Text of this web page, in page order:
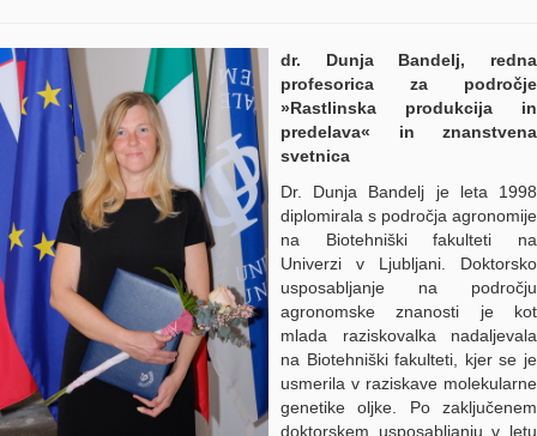
dr. Dunja Bandelj, redna
profesorica za področje
»Rastlinska produkcija in
predelava« in znanstvena
svetnica
Dr. Dunja Bandelj je leta 1998
diplomirala s področja agronomije
na Biotehniški fakulteti na
Univerzi v Ljubljani. Doktorsko
usposabljanje na področju
agronomske znanosti je kot
mlada raziskovalka nadaljevala
na Biotehniški fakulteti, kjer se je
usmerila v raziskave molekularne
genetike oljke. Po zaključenem
doktorskem usposabljanju v letu